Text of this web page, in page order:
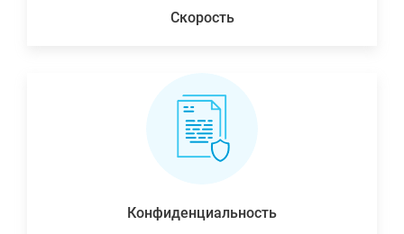
Скорость
Конфиденциальность